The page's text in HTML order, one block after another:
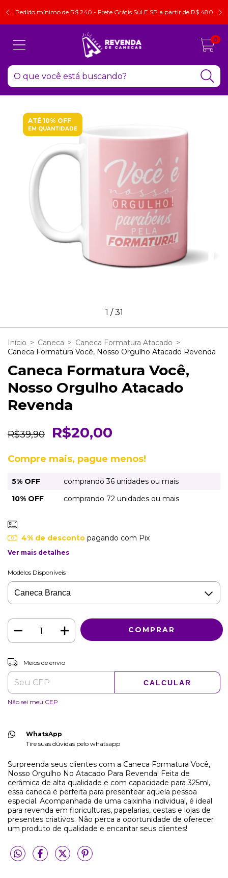
Pedido mínimo de R$ 240 - Frete Grátis Sul E SP a partir de R$ 480
0
ATÉ 10% OFF
EM QUANTIDADE
1 /31
Início > Caneca > Caneca Formatura Atacado >
Caneca Formatura Você, Nosso Orgulho Atacado Revenda
Caneca Formatura Você,
Nosso Orgulho Atacado
Revenda
R$39,90 R$20,00
Compre mais, pague menos!
5% OFF
comprando 36 unidades ou mais
10% OFF
comprando 72 unidades ou mais
4% de descontopagando com Pix
Ver mais detalhes
Modelos Disponíveis
Entregas para o CEP:
Meios de envio
CALCULAR
Não sei meu CEP
WhatsApp
Tire suas dúvidas pelo whatsapp
Surpreenda seus clientes com a Caneca Formatura Você,
Nosso Orgulho No Atacado Para Revenda! Feita de
cerâmica de alta qualidade e com capacidade para 325ml,
essa caneca é perfeita para presentear aquela pessoa
especial. Acompanhada de uma caixinha individual, é ideal
para revenda em floriculturas, papelarias, cestas e lojas de
presentes criativos. Não perca a oportunidade de oferecer
um produto de qualidade e encantar seus clientes!